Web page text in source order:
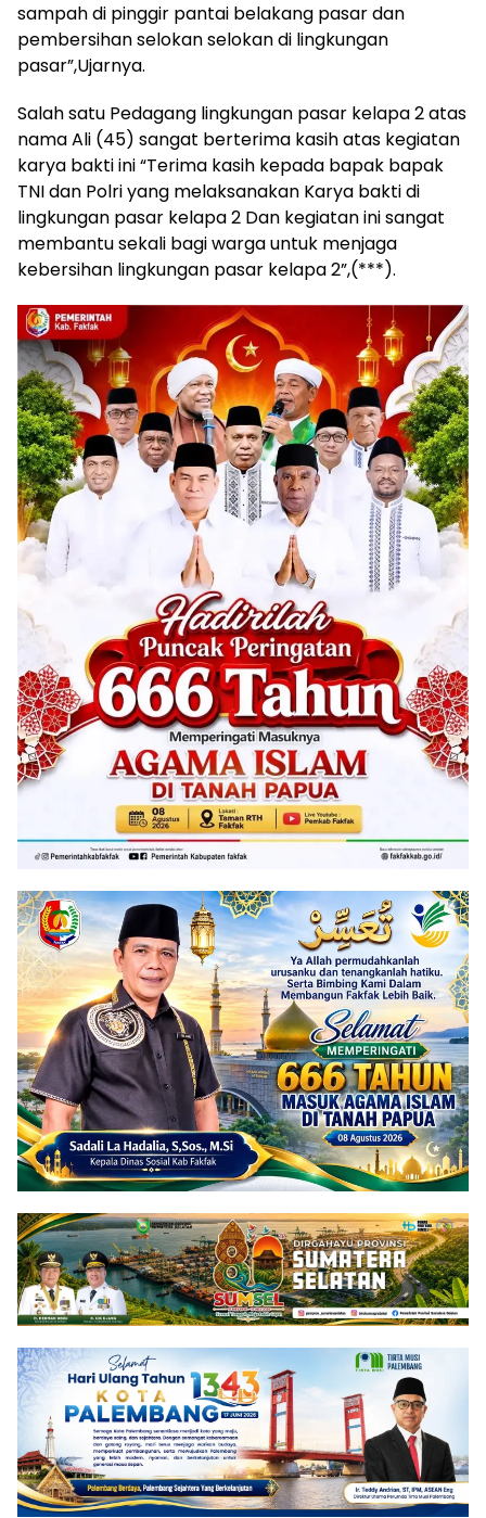
sampah di pinggir pantai belakang pasar dan
pembersihan selokan selokan di lingkungan
pasar”,Ujarnya.
Salah satu Pedagang lingkungan pasar kelapa 2 atas
nama Ali (45) sangat berterima kasih atas kegiatan
karya bakti ini “Terima kasih kepada bapak bapak
TNI dan Polri yang melaksanakan Karya bakti di
lingkungan pasar kelapa 2 Dan kegiatan ini sangat
membantu sekali bagi warga untuk menjaga
kebersihan lingkungan pasar kelapa 2”,(***).